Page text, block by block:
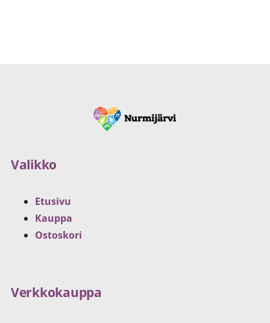
Valikko
Etusivu
Kauppa
Ostoskori
Verkkokauppa